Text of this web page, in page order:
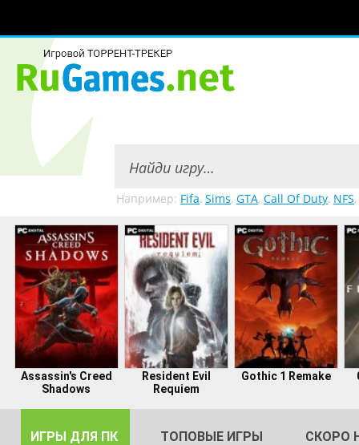
Например: Fifa, Sims, GTA, Call Of Duty, NFS,
Assassin's Creed
Shadows
Resident Evil
Requiem
Gothic 1 Remake
ИГРЫ ДЛЯ ПК ТОПОВЫЕ ИГРЫ СКОРО